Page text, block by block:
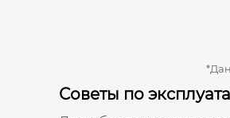
Советы по